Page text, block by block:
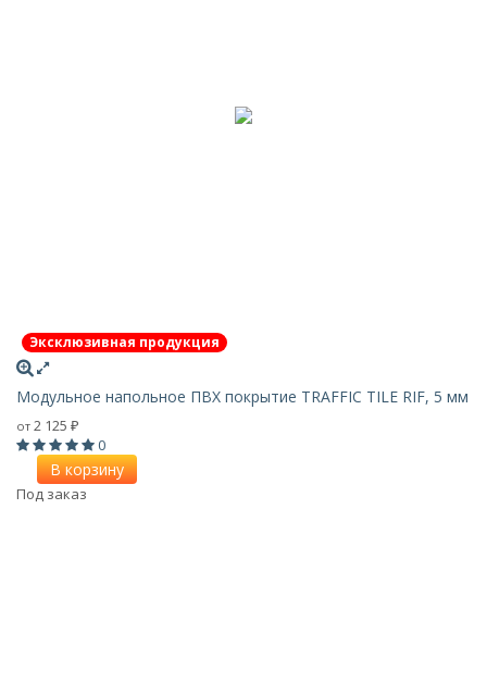
Эксклюзивная продукция
Модульное напольное ПВХ покрытие TRAFFIC TILE RIF, 5 мм
от 2 125 ₽
0
В корзину
Под заказ